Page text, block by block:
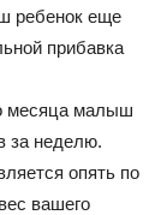
ребенок еще
прибавка
месяца малыш
за неделю.
опять по
вашего